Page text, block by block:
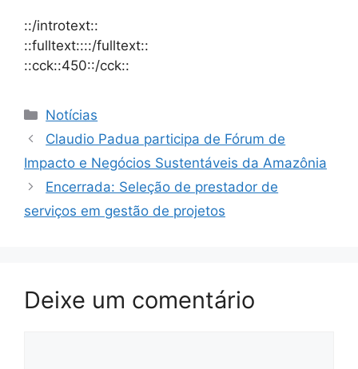
::/introtext::
::fulltext::::/fulltext::
::cck::450::/cck::
Notícias
Claudio Padua participa de Fórum de
Impacto e Negócios Sustentáveis da Amazônia
Encerrada: Seleção de prestador de
serviços em gestão de projetos
Deixe um comentário